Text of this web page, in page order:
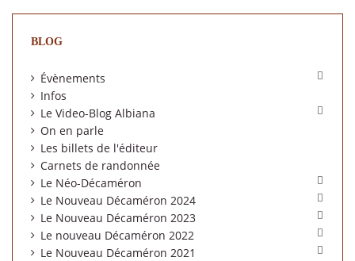
BLOG
Évènements 
Infos
Le Video-Blog Albiana

On en parle
Les billets de l'éditeur
Carnets de randonnée
Le Néo-Décaméron

Le Nouveau Décaméron 2024 
Le Nouveau Décaméron 2023 
Le nouveau Décaméron 2022 
Le Nouveau Décaméron 2021 